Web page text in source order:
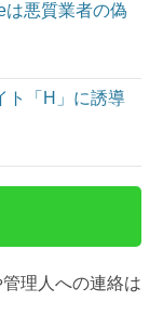
悪質業者の偽
ト「H」に誘導
理人への連絡は